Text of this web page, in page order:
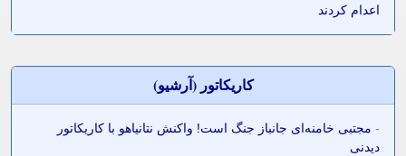
اعدام کردند
کاريکاتور (آرشيو)
- مجتبی خامنه‌ای جانباز جنگ است! واکنش نتانیاهو با کاریکاتور
دیدنی